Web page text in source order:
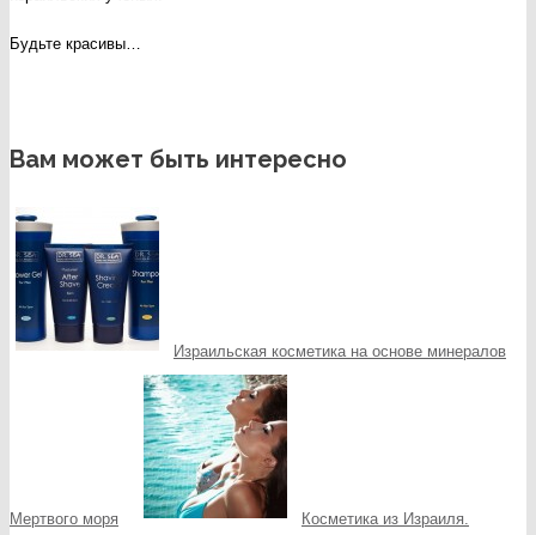
Будьте красивы…
Вам может быть интересно
Израильская косметика на основе минералов
Мертвого моря
Косметика из Израиля.